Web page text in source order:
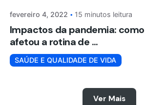
fevereiro 4, 2022 15 minutos leitura
Impactos da pandemia:
afetou a rotina de ...
SAÚDE E QUALIDADE DE VIDA
Ver Mais